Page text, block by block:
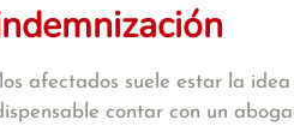
afectados suele estar la
contar con un